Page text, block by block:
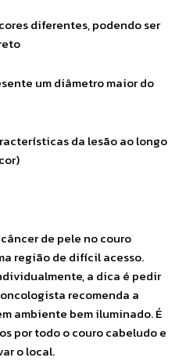
diferentes, podendo ser
um diâmetro maior do
da lesão ao longo
de pele no couro
região de difícil acesso.
a dica é pedir
recomenda a
ambiente bem iluminado. É
por todo o couro cabeludo e
o local.